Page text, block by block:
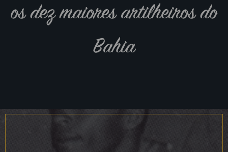
os dez maiores artilheiros do
Bahia